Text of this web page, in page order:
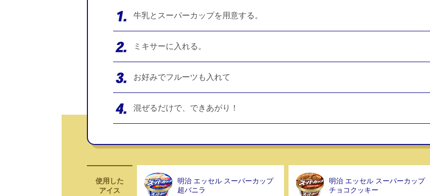
牛乳とスーパーカップを用意する。
ミキサーに入れる。
お好みでフルーツも入れて
混ぜるだけで、できあがり！
使用した
アイス
明治 エッセル スーパーカップ
超バニラ
明治 エッセル スーパーカップ
チョコクッキー